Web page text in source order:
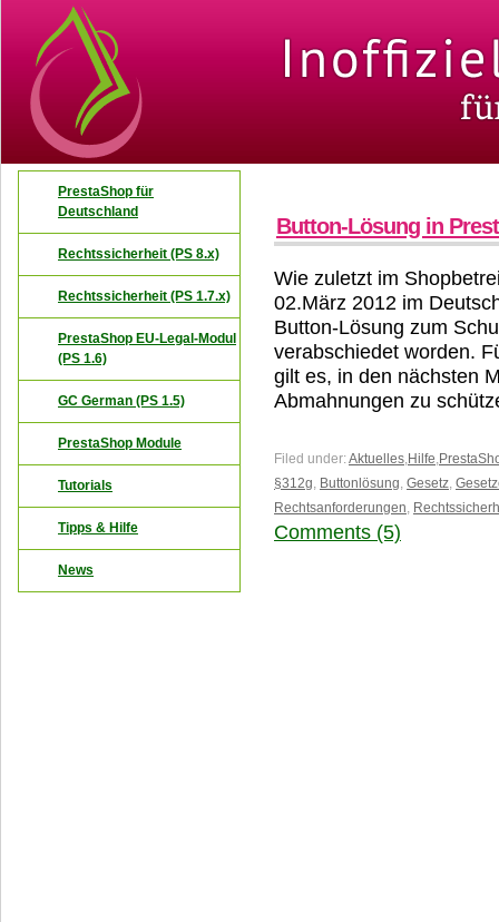
Button-Lösung in
Wie zuletzt im
02.März 2012 im
Button-Lösung zum
verabschiedet worden.
gilt es, in den nächsten
Abmahnungen zu
Filed under:Aktuelles,Hilfe,
§312g, Buttonlösung, Gesetz,
Rechtsanforderungen,
Comments (5)
PrestaShop für
Deutschland
Rechtssicherheit (PS 8.x)
Rechtssicherheit (PS 1.7.x)
PrestaShop EU-Legal-Modul
(PS 1.6)
GC German (PS 1.5)
PrestaShop Module
Tutorials
Tipps & Hilfe
News